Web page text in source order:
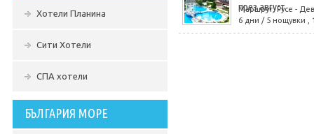
Хотели Планина
Сити Хотели
СПА хотели
БЪЛГАРИЯ МОРЕ
през август
Маршрут: Русе -
6 дни / 5 нощувки ,